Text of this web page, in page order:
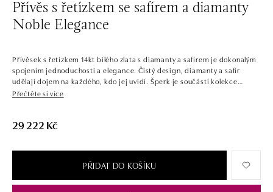
Přívěs s řetízkem se safírem a diamanty
Noble Elegance
Přívěsek s řetízkem 14kt bílého zlata s diamanty a safírem je dokonalým
spojením jednoduchosti a elegance. Čistý design, diamanty a safír
udělají dojem na každého, kdo jej uvidí. Šperk je součástí kolekce
Diana.
protkána výraznými centrálními kameny se zářivým diamantovým
Společnost ALO diamonds vyrábí v Čechách šperky z diamantů a
Přečtěte si více
29 222 Kč
PŘIDAT DO KOŠÍKU